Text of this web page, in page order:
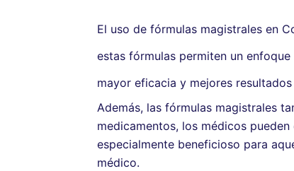
El uso de fórmulas magistrales en
estas fórmulas permiten un
mayor eficacia y mejores
Además, las fórmulas magistrales
medicamentos, los médicos
especialmente beneficioso para
médico.